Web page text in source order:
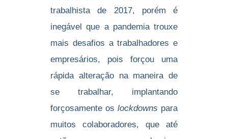
trabalhista de 2017, porém é
inegável que a pandemia trouxe
mais desafios a trabalhadores e
empresários, pois forçou uma
rápida alteração na maneira de
se trabalhar, implantando
forçosamente os lockdowns para
muitos colaboradores, que até